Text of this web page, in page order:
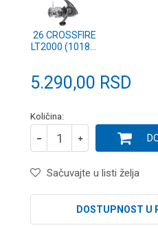
26 CROSSFIRE
LT2000 (10187-
5.290,00 RSD
Količina:
Sačuvajte u listi želja
DOSTUPNOST U